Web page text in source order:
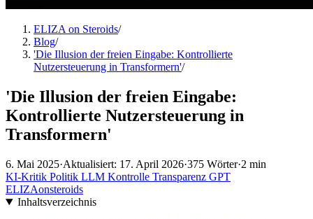
ELIZA on Steroids/
Blog/
'Die Illusion der freien Eingabe: Kontrollierte
Nutzersteuerung in Transformern'/
'Die Illusion der freien Eingabe:
Kontrollierte Nutzersteuerung in
Transformern'
6. Mai 2025·Aktualisiert: 17. April 2026·375 Wörter·2 min
KI-Kritik Politik LLM Kontrolle Transparenz GPT
ELIZAonsteroids
Inhaltsverzeichnis